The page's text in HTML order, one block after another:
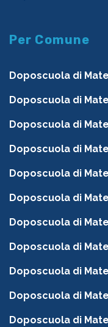
Per Comune
Doposcuola di
Doposcuola di
Doposcuola di
Doposcuola di
Doposcuola di
Doposcuola di
Doposcuola di
Doposcuola di
Doposcuola di
Doposcuola di
Doposcuola di